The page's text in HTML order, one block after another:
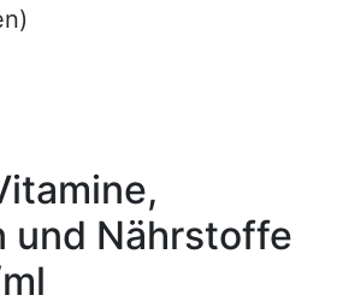
und Nährstoffe